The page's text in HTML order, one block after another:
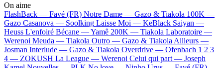
On aime
FlashBack — Favé (FR) Notre Dame — Gazo & Tiakola 100K —
Gazo Casanova — Soolking Laisse Moi — KeBlack Saiyan —
Heuss L'enfoiré Bécane —Yamê 200K — Tiakola Laboratoire —
Werenoi Meuda — Tiakola Outro — Gazo & Tiakola Ailleurs —
Josman Interlude — Gazo & Tiakola Overdrive — Ofenbach 1 2 3
4 — ZOKUSH La League — Werenoi Celui qui part — Joseph